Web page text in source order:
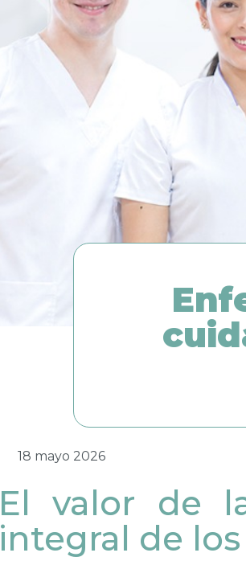
18 mayo 2026
El valor de
integral de